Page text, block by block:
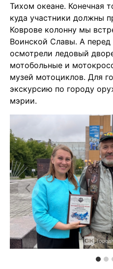
Тихом океане. Конечная
куда участники должны
Коврове колонну мы
Воинской Славы. А
осмотрели ледовый
мотобольные и
музей мотоциклов. Для
экскурсию по городу
мэрии.